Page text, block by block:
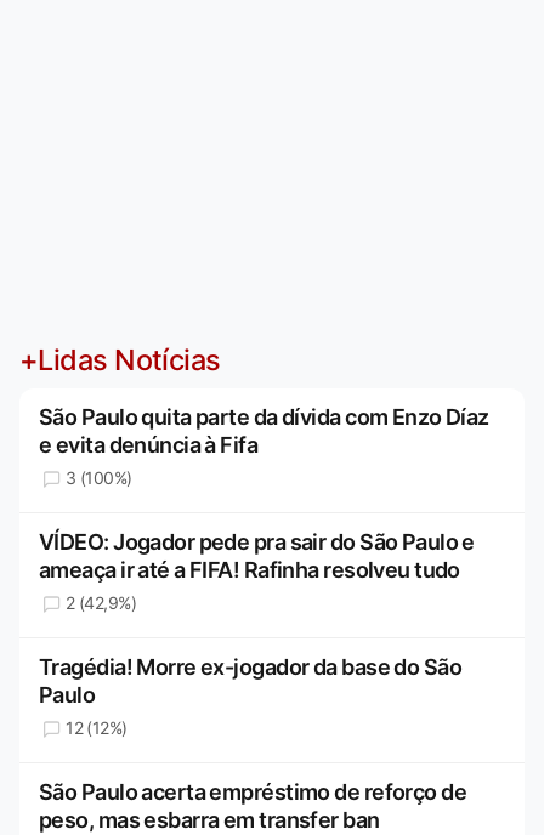
+Lidas Notícias
São Paulo quita parte da dívida com Enzo Díaz
e evita denúncia à Fifa
3 (100%)
VÍDEO: Jogador pede pra sair do São Paulo e
ameaça ir até a FIFA! Rafinha resolveu tudo
2 (42,9%)
Tragédia! Morre ex-jogador da base do São
Paulo
12 (12%)
São Paulo acerta empréstimo de reforço de
peso, mas esbarra em transfer ban